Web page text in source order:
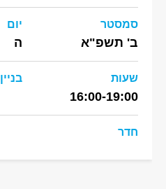
סמסטר
ב' תשפ"א
יום
ה
שעות
16:00-19:00
בניין
חדר